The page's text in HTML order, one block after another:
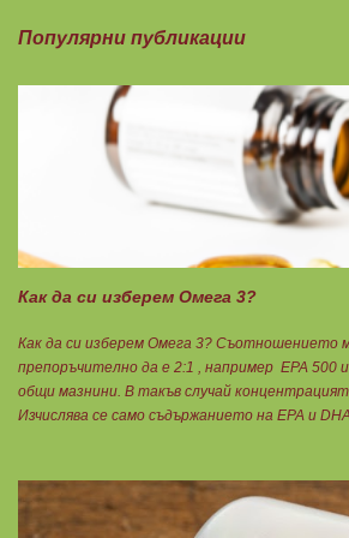
Популярни публикации
Как да си изберем Омега 3?
Как да си изберем Омега 3? Съотношението
препоръчително да е 2:1 , например ЕРА 500
общи мазнини. В такъв случай
Изчислява се само съдържанието на EPA и
по-малко от 60%, което гарантира, че ще
количество излишни мазнини като други